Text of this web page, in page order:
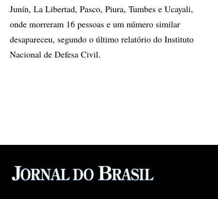
Junín, La Libertad, Pasco, Piura, Tumbes e Ucayali,
onde morreram 16 pessoas e um número similar
desapareceu, segundo o último relatório do Instituto
Nacional de Defesa Civil.